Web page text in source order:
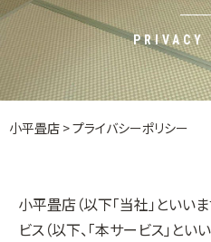
PRIVACY
小平畳店 >プライバシーポリシー
小平畳店（以下「当社」といい
ビス（以下、「本サービス」とい